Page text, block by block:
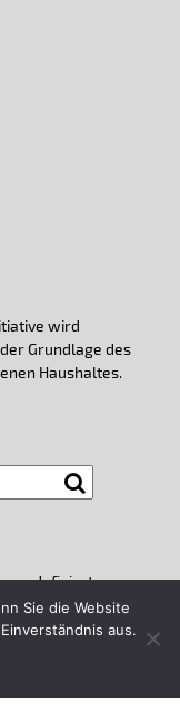
wird
Grundlage des
Haushaltes.
definierten
bis 31.12.2025
durchgeführt.
Sie die Website
aus.